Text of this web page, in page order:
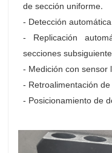
de sección uniforme.
- Detección
- Replicación
secciones
- Medición con sensor
- Retroalimentación
- Posicionamiento de